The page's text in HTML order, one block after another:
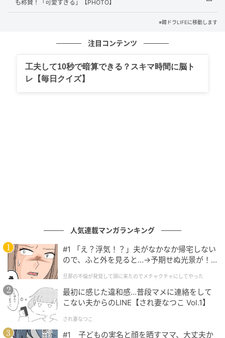
自身にとって最初の全盛期を築いた。
特に『あなたと一緒なら』は、カン・ヒョンチョル監
督の新作であり、パク・ボヨンとカン監督が2008年の
映画『過速スキャンダル』以来18年ぶりに再会する作
品となることから、映画界全体の期待を集めている。
も称賛！「可愛すぎる」【PHOTO】
※韓ドラLIFEに移動します
注目コンテンツ
工夫して10秒で暗算できる？スキマ時間に脳ト
レ【毎日クイズ】
人気連載マンガランキング
#1 「え？浮気！？」夫がなかなか帰宅しない
ので、ふと外を見ると…→予期せぬ光景が！
クチャにしてやった
旦那の不倫が発覚して頭に来たのでメチャクチャにしてやった
最初に感じた違和感…普段マメに連絡をして
こない夫からのLINE【され妻なつこ Vol.1】
され妻なつこ
#1 子どもの実名と顔を晒すママ、大丈夫か